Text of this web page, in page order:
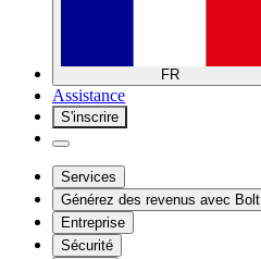
FR
Assistance
S'inscrire
Services
Générez des revenus avec Bolt
Entreprise
Sécurité